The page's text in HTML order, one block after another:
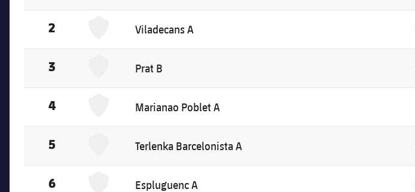
2 Viladecans A
3 Prat B
4 Marianao Poblet A
5 Terlenka Barcelonista A
6 Espluguenc A